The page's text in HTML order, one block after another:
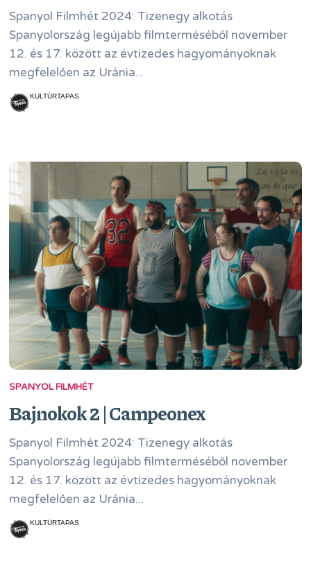
Spanyol Filmhét 2024: Tizenegy alkotás
Spanyolország legújabb filmterméséből november
12. és 17. között az évtizedes hagyományoknak
megfelelően az Uránia...
KULTÚRTAPAS
SPANYOL FILMHÉT
Bajnokok 2 | Campeonex
Spanyol Filmhét 2024: Tizenegy alkotás
Spanyolország legújabb filmterméséből november
12. és 17. között az évtizedes hagyományoknak
megfelelően az Uránia...
KULTÚRTAPAS